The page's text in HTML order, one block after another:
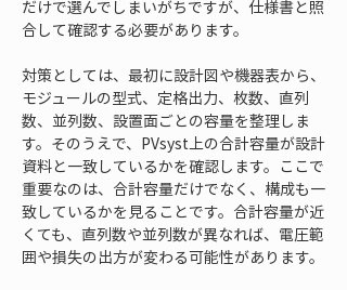
だけで選んでしまいがちですが、仕様書と照
合して確認する必要があります。
対策としては、最初に設計図や機器表から、
モジュールの型式、定格出力、枚数、直列
数、並列数、設置面ごとの容量を整理しま
す。そのうえで、PVsyst上の合計容量が設計
資料と一致しているかを確認します。ここで
重要なのは、合計容量だけでなく、構成も一
致しているかを見ることです。合計容量が近
くても、直列数や並列数が異なれば、電圧範
囲や損失の出方が変わる可能性があります。